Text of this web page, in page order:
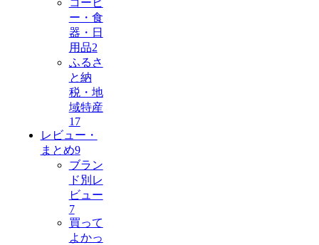
コーヒ
ー・食
器・日
用品2
ふるさ
と納
税・地
域特産
17
レビュー・
まとめ9
ブラン
ド別レ
ビュー
7
買って
よかっ